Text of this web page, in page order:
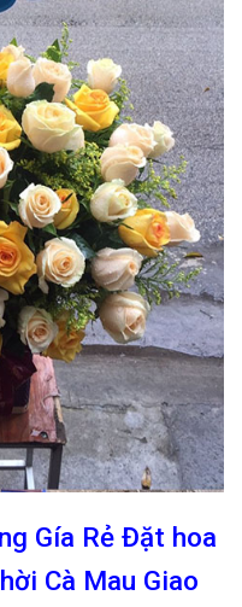
Gía Rẻ Đặt hoa
Cà Mau Giao